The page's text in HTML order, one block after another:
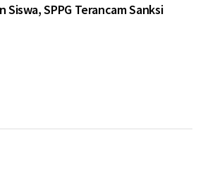
Siswa, SPPG Terancam Sanksi